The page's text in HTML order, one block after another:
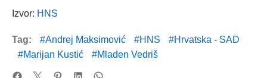
Izvor: HNS
Tag: Andrej Maksimović HNS
Hrvatska - SAD
Marijan Kustić
Mladen Vedriš